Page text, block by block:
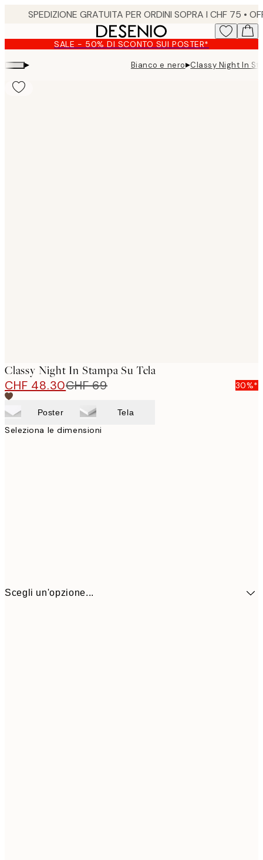
content.
SALE - 50% DI SCONTO SUI POSTER*
▸ Bianco e nero▸Classy Night In
Classy Night In Stampa Su Tela
CHF 48.30CHF 69 30%*
Poster Tela
Seleziona le dimensioni
Scegli un'opzione...